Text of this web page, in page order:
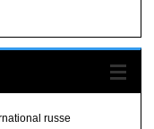
russe